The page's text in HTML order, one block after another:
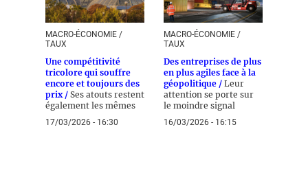
MACRO-ÉCONOMIE /
TAUX
Une compétitivité
tricolore qui souffre
encore et toujours des
prix / Ses atouts restent
également les mêmes
17/03/2026 - 16:30
MACRO-ÉCONOMIE /
TAUX
Des entreprises de plus
en plus agiles face à la
géopolitique / Leur
attention se porte sur
le moindre signal
16/03/2026 - 16:15